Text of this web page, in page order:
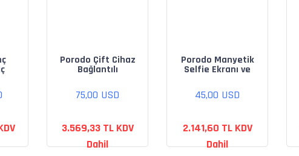
Porodo Çift Cihaz
Bağlantılı
Mikrofonu - Siyah
75,00 USD
3.569,33 TL KDV
Dahil
Porodo Manyetik
Selfie Ekranı ve
Yansıtma
Monitörü
45,00 USD
2.141,60 TL KDV
Dahil